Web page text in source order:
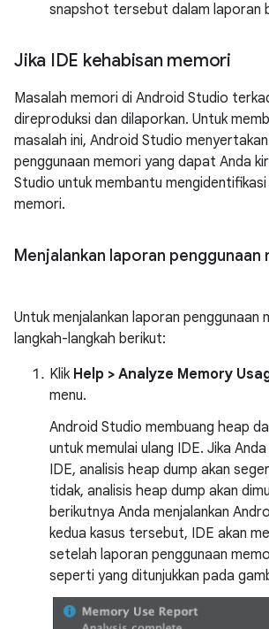
snapshot tersebut dalam laporan
Jika IDE kehabisan memori
Masalah memori di Android Studio
direproduksi dan dilaporkan. Untuk
masalah ini, Android Studio
penggunaan memori yang dapat Anda
Studio untuk membantu
memori.
Menjalankan laporan penggunaan
Untuk menjalankan laporan penggunaan
langkah-langkah berikut:
Klik Help > Analyze Memory
menu.
Android Studio membuang heap
untuk memulai ulang IDE. Jika
IDE, analisis heap dump akan
tidak, analisis heap dump akan
berikutnya Anda menjalankan
kedua kasus tersebut, IDE akan
setelah laporan penggunaan
seperti yang ditunjukkan pada